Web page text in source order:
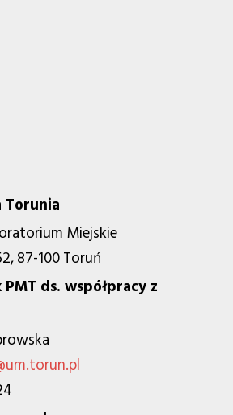
Torunia
Miejskie
87-100 Toruń
ds. współpracy z